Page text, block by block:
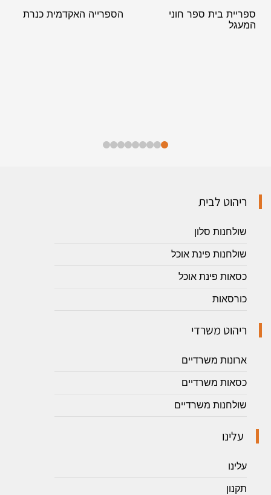
ספריית בית ספר חוני
המעגל
הספרייה האקדמית כנרת
ריהוט לבית
שולחנות סלון
שולחנות פינת אוכל
כסאות פינת אוכל
כורסאות
ריהוט משרדי
ארונות משרדיים
כסאות משרדיים
שולחנות משרדיים
עלינו
עלינו
תקנון